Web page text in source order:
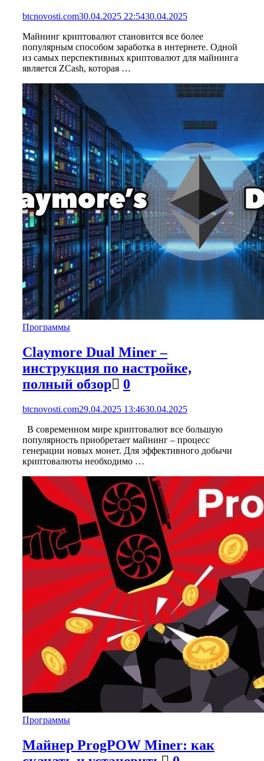
btcnovosti.com30.04.2025 22:5430.04.2025
Майнинг криптовалют становится все более
популярным способом заработка в интернете. Одной
из самых перспективных криптовалют для майнинга
является ZCash, которая …
Программы
Claymore Dual Miner –
инструкция по настройке,
полный обзор
0
btcnovosti.com29.04.2025 13:4630.04.2025
В современном мире криптовалют все большую
популярность приобретает майнинг – процесс
генерации новых монет. Для эффективного добычи
криптовалюты необходимо …
Программы
Майнер ProgPOW Miner: как